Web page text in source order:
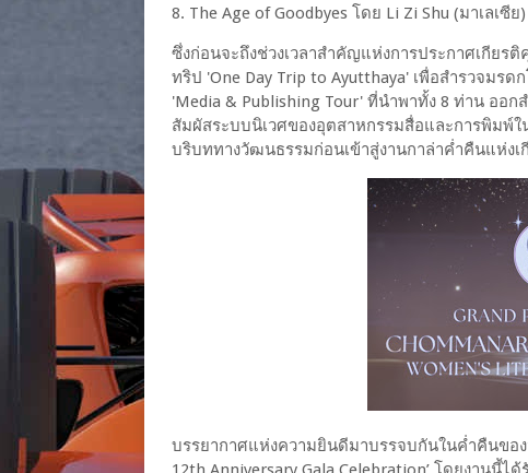
8. The Age of Goodbyes โดย Li Zi Shu (มาเลเซีย)
ซึ่งก่อนจะถึงช่วงเวลาสำคัญแห่งการประกาศเกีย
ทริป 'One Day Trip to Ayutthaya' เพื่อสำรวจมร
'Media & Publishing Tour' ที่นำพาทั้ง 8 ท่าน ออก
สัมผัสระบบนิเวศของอุตสาหกรรมสื่อและการพิมพ์
บริบททางวัฒนธรรมก่อนเข้าสู่งานกาล่าค่ำคืนแห่งเ
บรรยากาศแห่งความยินดีมาบรรจบกันในค่ำคืนของ